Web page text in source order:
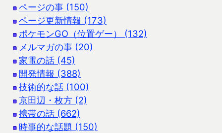
ページの事 (150)
ページ更新情報 (173)
ポケモンGO（位置ゲー） (132)
メルマガの事 (20)
家電の話 (45)
開発情報 (388)
技術的な話 (100)
京田辺・枚方 (2)
携帯の話 (662)
時事的な話題 (150)